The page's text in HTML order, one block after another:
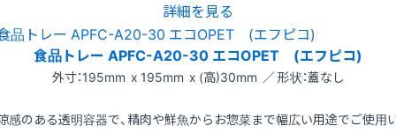
詳細を見る
食品トレー APFC-A20-30 エコOPET (エフピコ)
外寸：195mm x 195mm x (高)30mm ／ 形状：蓋なし
感のある透明容器で、精肉や鮮魚からお惣菜まで幅広い用途でご使用